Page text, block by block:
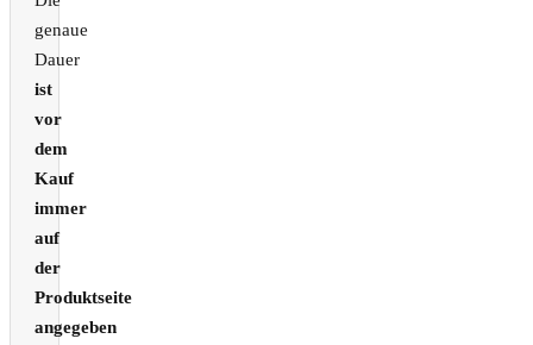
genaue
Dauer
ist
vor
dem
Kauf
immer
auf
der
Produktseite
angegeben